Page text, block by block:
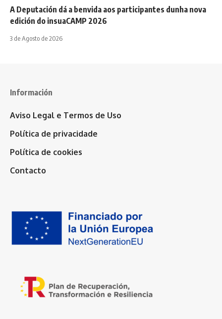
A Deputación dá a benvida aos participantes dunha nova
edición do insuaCAMP 2026
3 de Agosto de 2026
Información
Aviso Legal e Termos de Uso
Política de privacidade
Política de cookies
Contacto